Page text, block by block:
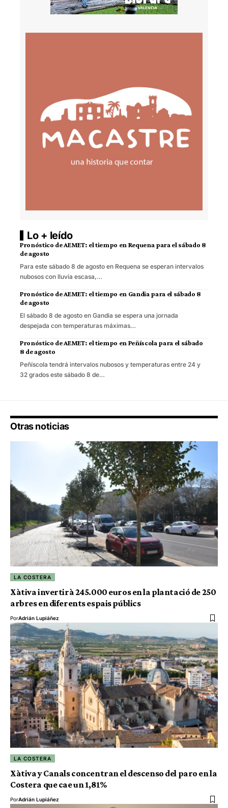
Lo + leído
Pronóstico de AEMET: el tiempo en Requena para el sábado 8
de agosto
Para este sábado 8 de agosto en Requena se esperan intervalos
nubosos con lluvia escasa,…
Pronóstico de AEMET: el tiempo en Gandia para el sábado 8
de agosto
El sábado 8 de agosto en Gandia se espera una jornada
despejada con temperaturas máximas…
Pronóstico de AEMET: el tiempo en Peñíscola para el sábado
8 de agosto
Peñíscola tendrá intervalos nubosos y temperaturas entre 24 y
32 grados este sábado 8 de…
Otras noticias
LA COSTERA
Xàtiva invertirà 245.000 euros en la plantació de 250
arbres en diferents espais públics
PorAdrián Lupiáñez
LA COSTERA
Xàtiva y Canals concentran el descenso del paro en la
Costera que cae un 1,81%
PorAdrián Lupiáñez